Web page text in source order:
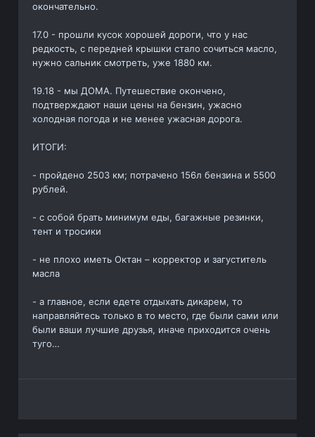
окончательно.
17.0 - прошли кусок хорошей дороги, что у нас
редкость, с передней крышки стало сочиться масло,
нужно сальник смотреть, уже 1880 км.
19.18 - мы ДОМА. Путешествие окончено,
подтверждают наши цены на бензин, ужасно
холодная погода и не менее ужасная дорога.
ИТОГИ:
- пройдено 2503 км; потрачено 156л бензина и 5500
рублей.
- с собой брать минимум еды, багажные резинки,
тент и тросики
- не плохо иметь Октан – корректор и загуститель
масла
- а главное, если едете отдыхать дикарем, то
направляйтесь только в то место, где были сами или
были ваши лучшие друзья, иначе приходится очень
туго…